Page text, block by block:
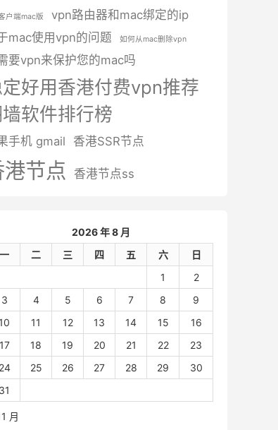
户端mac版
vpn路由器和mac绑定的ip
mac使用vpn的问题
如何从mac删除vpn
要vpn来保护您的mac吗
好用香港付费vpn推荐
软件排行榜
手机 gmail 香港SSR节点
港节点 香港节点ss
2026 年 8 月
一
二 三 四 五 六
日
1
2
3
4 5 6 7 8
9
10
11 12 13 14 15
16
17
18 19 20 21 22
23
24
25 26 27 28 29
30
31
月